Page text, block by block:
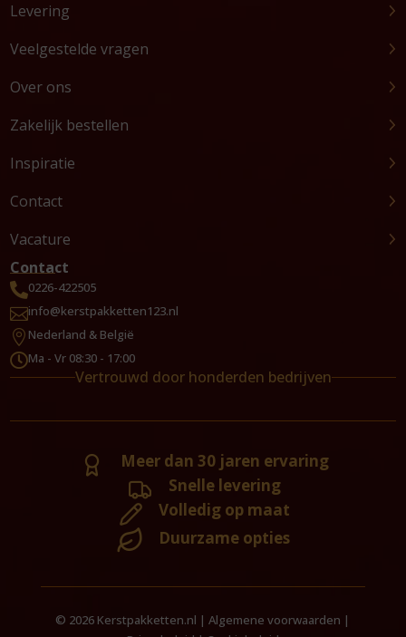
Levering
Veelgestelde vragen
Over ons
Zakelijk bestellen
Inspiratie
Contact
Vacature
Contact
0226-422505
info@kerstpakketten123.nl
 Nederland & België
Ma - Vr 08:30 - 17:00
Vertrouwd door honderden bedrijven
Meer dan 30 jaren ervaring
Snelle levering
Volledig op maat
Duurzame opties
© 2026 Kerstpakketten.nl |Algemene voorwaarden |